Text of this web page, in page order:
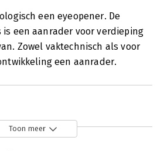
een eyeopener. De
een aanrader voor verdieping
Zowel vaktechnisch als voor
een aanrader.
Toon meer